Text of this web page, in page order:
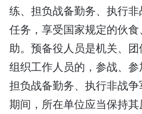
练、担负战备勤务、执行
任务，享受国家规定的伙
助。预备役人员是机关、
组织工作人员的，参战、参
担负战备勤务、执行非战
期间，所在单位应当保持其